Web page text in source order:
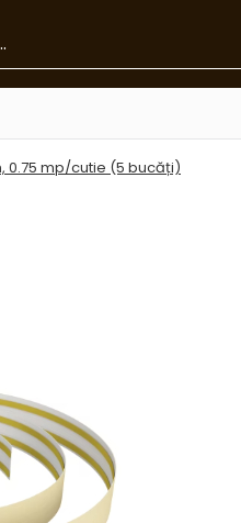
0.75 mp/cutie (5 bucăți)